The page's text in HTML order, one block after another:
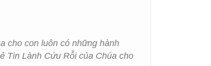
cho con luôn có những hành
Tin Lành Cứu Rỗi của Chúa cho